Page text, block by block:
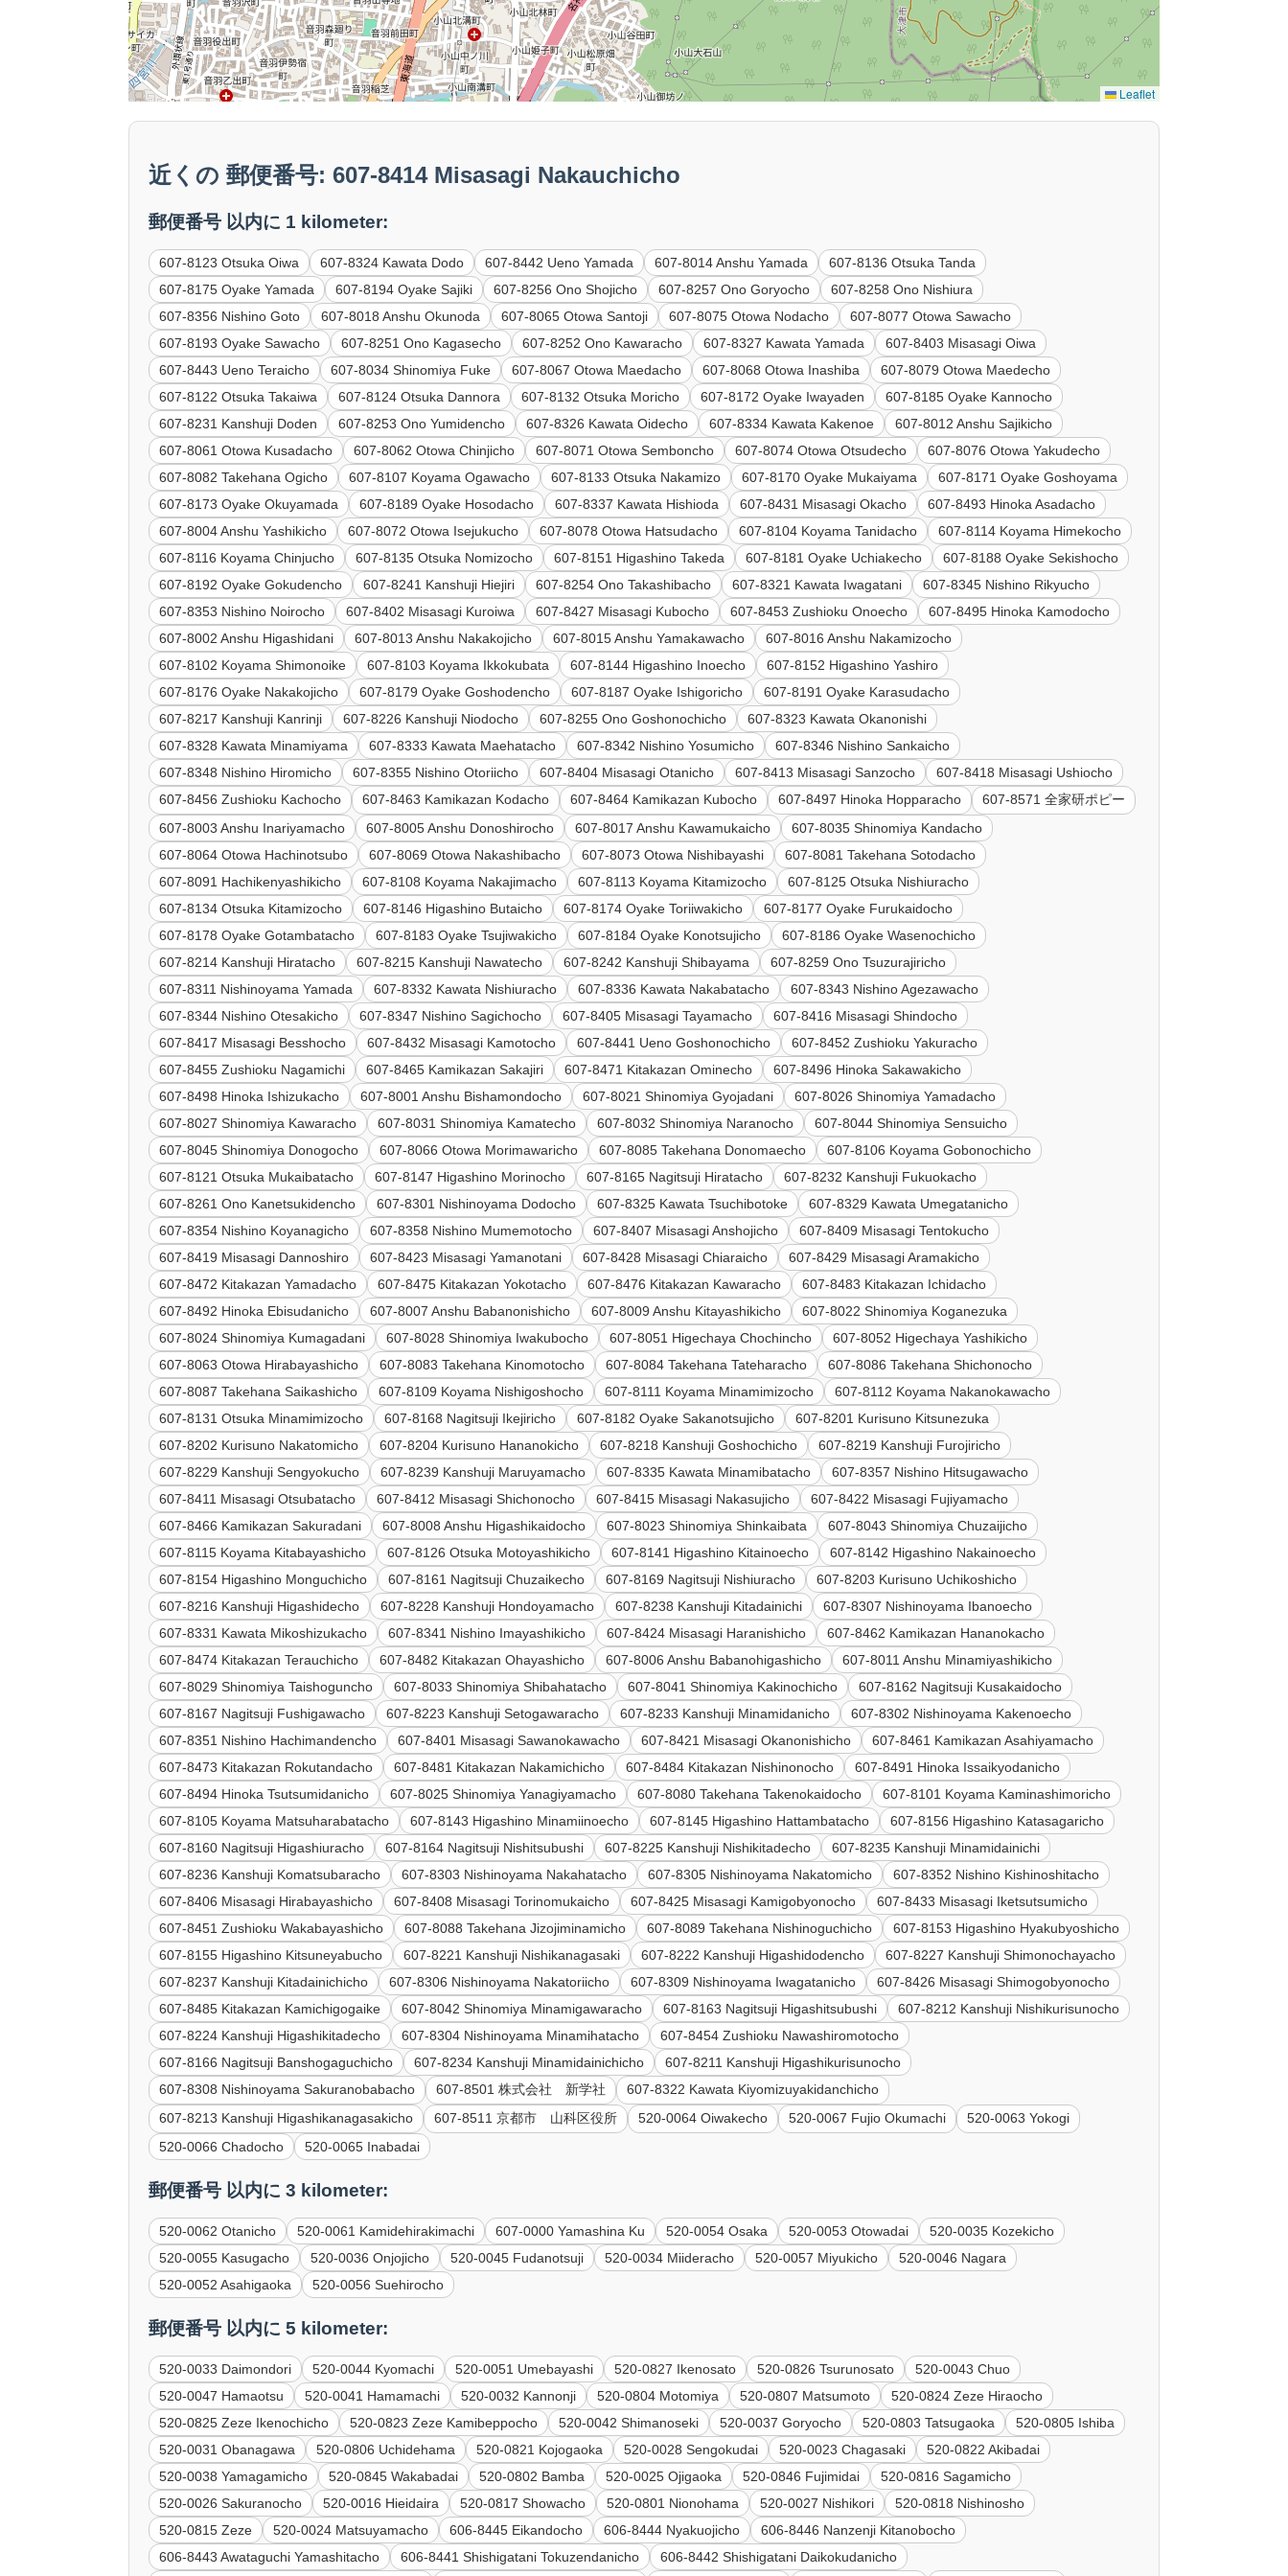
Leaflet
近くの 郵便番号: 607-8414 Misasagi Nakauchicho
郵便番号 以内に 1 kilometer:
607-8123 Otsuka Oiwa 607-8324 Kawata Dodo 607-8442 Ueno Yamada 607-8014 Anshu Yamada
607-8136 Otsuka Tanda
607-8175 Oyake Yamada
607-8194 Oyake Sajiki 607-8256 Ono Shojicho 607-8257 Ono Goryocho
607-8258 Ono Nishiura
607-8356 Nishino Goto
607-8018 Anshu Okunoda 607-8065 Otowa Santoji 607-8075 Otowa Nodacho
607-8077 Otowa Sawacho
607-8193 Oyake Sawacho
607-8251 Ono Kagasecho 607-8252 Ono Kawaracho 607-8327 Kawata Yamada
607-8403 Misasagi Oiwa
607-8443 Ueno Teraicho
607-8034 Shinomiya Fuke 607-8067 Otowa Maedacho 607-8068 Otowa Inashiba
607-8079 Otowa Maedecho
607-8122 Otsuka Takaiwa
607-8124 Otsuka Dannora 607-8132 Otsuka Moricho 607-8172 Oyake Iwayaden
607-8185 Oyake Kannocho
607-8231 Kanshuji Doden
607-8253 Ono Yumidencho 607-8326 Kawata Oidecho 607-8334 Kawata Kakenoe
607-8012 Anshu Sajikicho
607-8061 Otowa Kusadacho
607-8062 Otowa Chinjicho 607-8071 Otowa Semboncho 607-8074 Otowa Otsudecho
607-8076 Otowa Yakudecho
607-8082 Takehana Ogicho
607-8107 Koyama Ogawacho 607-8133 Otsuka Nakamizo 607-8170 Oyake Mukaiyama
607-8171 Oyake Goshoyama
607-8173 Oyake Okuyamada
607-8189 Oyake Hosodacho 607-8337 Kawata Hishioda 607-8431 Misasagi Okacho
607-8493 Hinoka Asadacho
607-8004 Anshu Yashikicho
607-8072 Otowa Isejukucho 607-8078 Otowa Hatsudacho 607-8104 Koyama Tanidacho
607-8114 Koyama Himekocho
607-8116 Koyama Chinjucho
607-8135 Otsuka Nomizocho 607-8151 Higashino Takeda 607-8181 Oyake Uchiakecho
607-8188 Oyake Sekishocho
607-8192 Oyake Gokudencho
607-8241 Kanshuji Hiejiri 607-8254 Ono Takashibacho 607-8321 Kawata Iwagatani
607-8345 Nishino Rikyucho
607-8353 Nishino Noirocho
607-8402 Misasagi Kuroiwa 607-8427 Misasagi Kubocho 607-8453 Zushioku Onoecho
607-8495 Hinoka Kamodocho
607-8002 Anshu Higashidani
607-8013 Anshu Nakakojicho 607-8015 Anshu Yamakawacho
607-8016 Anshu Nakamizocho
607-8102 Koyama Shimonoike
607-8103 Koyama Ikkokubata 607-8144 Higashino Inoecho
607-8152 Higashino Yashiro
607-8176 Oyake Nakakojicho
607-8179 Oyake Goshodencho 607-8187 Oyake Ishigoricho
607-8191 Oyake Karasudacho
607-8217 Kanshuji Kanrinji
607-8226 Kanshuji Niodocho 607-8255 Ono Goshonochicho
607-8323 Kawata Okanonishi
607-8328 Kawata Minamiyama
607-8333 Kawata Maehatacho 607-8342 Nishino Yosumicho
607-8346 Nishino Sankaicho
607-8348 Nishino Hiromicho
607-8355 Nishino Otoriicho 607-8404 Misasagi Otanicho 607-8413 Misasagi Sanzocho
607-8418 Misasagi Ushiocho
607-8456 Zushioku Kachocho
607-8463 Kamikazan Kodacho 607-8464 Kamikazan Kubocho 607-8497 Hinoka Hopparacho
607-8571 全家研ポピー
607-8003 Anshu Inariyamacho
607-8005 Anshu Donoshirocho 607-8017 Anshu Kawamukaicho
607-8035 Shinomiya Kandacho
607-8064 Otowa Hachinotsubo
607-8069 Otowa Nakashibacho 607-8073 Otowa Nishibayashi
607-8081 Takehana Sotodacho
607-8091 Hachikenyashikicho
607-8108 Koyama Nakajimacho 607-8113 Koyama Kitamizocho
607-8125 Otsuka Nishiuracho
607-8134 Otsuka Kitamizocho
607-8146 Higashino Butaicho 607-8174 Oyake Toriiwakicho
607-8177 Oyake Furukaidocho
607-8178 Oyake Gotambatacho
607-8183 Oyake Tsujiwakicho 607-8184 Oyake Konotsujicho
607-8186 Oyake Wasenochicho
607-8214 Kanshuji Hiratacho
607-8215 Kanshuji Nawatecho 607-8242 Kanshuji Shibayama
607-8259 Ono Tsuzurajiricho
607-8311 Nishinoyama Yamada
607-8332 Kawata Nishiuracho 607-8336 Kawata Nakabatacho
607-8343 Nishino Agezawacho
607-8344 Nishino Otesakicho
607-8347 Nishino Sagichocho 607-8405 Misasagi Tayamacho
607-8416 Misasagi Shindocho
607-8417 Misasagi Besshocho
607-8432 Misasagi Kamotocho 607-8441 Ueno Goshonochicho
607-8452 Zushioku Yakuracho
607-8455 Zushioku Nagamichi
607-8465 Kamikazan Sakajiri 607-8471 Kitakazan Ominecho
607-8496 Hinoka Sakawakicho
607-8498 Hinoka Ishizukacho
607-8001 Anshu Bishamondocho 607-8021 Shinomiya Gyojadani
607-8026 Shinomiya Yamadacho
607-8027 Shinomiya Kawaracho
607-8031 Shinomiya Kamatecho 607-8032 Shinomiya Naranocho
607-8044 Shinomiya Sensuicho
607-8045 Shinomiya Donogocho
607-8066 Otowa Morimawaricho 607-8085 Takehana Donomaecho
607-8106 Koyama Gobonochicho
607-8121 Otsuka Mukaibatacho
607-8147 Higashino Morinocho 607-8165 Nagitsuji Hiratacho
607-8232 Kanshuji Fukuokacho
607-8261 Ono Kanetsukidencho
607-8301 Nishinoyama Dodocho 607-8325 Kawata Tsuchibotoke
607-8329 Kawata Umegatanicho
607-8354 Nishino Koyanagicho
607-8358 Nishino Mumemotocho 607-8407 Misasagi Anshojicho
607-8409 Misasagi Tentokucho
607-8419 Misasagi Dannoshiro
607-8423 Misasagi Yamanotani 607-8428 Misasagi Chiaraicho
607-8429 Misasagi Aramakicho
607-8472 Kitakazan Yamadacho
607-8475 Kitakazan Yokotacho 607-8476 Kitakazan Kawaracho
607-8483 Kitakazan Ichidacho
607-8492 Hinoka Ebisudanicho
607-8007 Anshu Babanonishicho 607-8009 Anshu Kitayashikicho
607-8022 Shinomiya Koganezuka
607-8024 Shinomiya Kumagadani
607-8028 Shinomiya Iwakubocho 607-8051 Higechaya Chochincho
607-8052 Higechaya Yashikicho
607-8063 Otowa Hirabayashicho
607-8083 Takehana Kinomotocho 607-8084 Takehana Tateharacho
607-8086 Takehana Shichonocho
607-8087 Takehana Saikashicho
607-8109 Koyama Nishigoshocho 607-8111 Koyama Minamimizocho
607-8112 Koyama Nakanokawacho
607-8131 Otsuka Minamimizocho
607-8168 Nagitsuji Ikejiricho 607-8182 Oyake Sakanotsujicho
607-8201 Kurisuno Kitsunezuka
607-8202 Kurisuno Nakatomicho
607-8204 Kurisuno Hananokicho 607-8218 Kanshuji Goshochicho
607-8219 Kanshuji Furojiricho
607-8229 Kanshuji Sengyokucho
607-8239 Kanshuji Maruyamacho 607-8335 Kawata Minamibatacho
607-8357 Nishino Hitsugawacho
607-8411 Misasagi Otsubatacho
607-8412 Misasagi Shichonocho 607-8415 Misasagi Nakasujicho
607-8422 Misasagi Fujiyamacho
607-8466 Kamikazan Sakuradani
607-8008 Anshu Higashikaidocho 607-8023 Shinomiya Shinkaibata
607-8043 Shinomiya Chuzaijicho
607-8115 Koyama Kitabayashicho
607-8126 Otsuka Motoyashikicho 607-8141 Higashino Kitainoecho
607-8142 Higashino Nakainoecho
607-8154 Higashino Monguchicho
607-8161 Nagitsuji Chuzaikecho 607-8169 Nagitsuji Nishiuracho
607-8203 Kurisuno Uchikoshicho
607-8216 Kanshuji Higashidecho
607-8228 Kanshuji Hondoyamacho 607-8238 Kanshuji Kitadainichi
607-8307 Nishinoyama Ibanoecho
607-8331 Kawata Mikoshizukacho
607-8341 Nishino Imayashikicho 607-8424 Misasagi Haranishicho
607-8462 Kamikazan Hananokacho
607-8474 Kitakazan Terauchicho
607-8482 Kitakazan Ohayashicho 607-8006 Anshu Babanohigashicho
607-8011 Anshu Minamiyashikicho
607-8029 Shinomiya Taishoguncho
607-8033 Shinomiya Shibahatacho 607-8041 Shinomiya Kakinochicho
607-8162 Nagitsuji Kusakaidocho
607-8167 Nagitsuji Fushigawacho
607-8223 Kanshuji Setogawaracho 607-8233 Kanshuji Minamidanicho
607-8302 Nishinoyama Kakenoecho
607-8351 Nishino Hachimandencho
607-8401 Misasagi Sawanokawacho 607-8421 Misasagi Okanonishicho
607-8461 Kamikazan Asahiyamacho
607-8473 Kitakazan Rokutandacho
607-8481 Kitakazan Nakamichicho 607-8484 Kitakazan Nishinonocho
607-8491 Hinoka Issaikyodanicho
607-8494 Hinoka Tsutsumidanicho
607-8025 Shinomiya Yanagiyamacho 607-8080 Takehana Takenokaidocho
607-8101 Koyama Kaminashimoricho
607-8105 Koyama Matsuharabatacho
607-8143 Higashino Minamiinoecho 607-8145 Higashino Hattambatacho
607-8156 Higashino Katasagaricho
607-8160 Nagitsuji Higashiuracho
607-8164 Nagitsuji Nishitsubushi 607-8225 Kanshuji Nishikitadecho
607-8235 Kanshuji Minamidainichi
607-8236 Kanshuji Komatsubaracho
607-8303 Nishinoyama Nakahatacho 607-8305 Nishinoyama Nakatomicho
607-8352 Nishino Kishinoshitacho
607-8406 Misasagi Hirabayashicho
607-8408 Misasagi Torinomukaicho 607-8425 Misasagi Kamigobyonocho
607-8433 Misasagi Iketsutsumicho
607-8451 Zushioku Wakabayashicho
607-8088 Takehana Jizojiminamicho 607-8089 Takehana Nishinoguchicho
607-8153 Higashino Hyakubyoshicho
607-8155 Higashino Kitsuneyabucho
607-8221 Kanshuji Nishikanagasaki 607-8222 Kanshuji Higashidodencho
607-8227 Kanshuji Shimonochayacho
607-8237 Kanshuji Kitadainichicho
607-8306 Nishinoyama Nakatoriicho 607-8309 Nishinoyama Iwagatanicho
607-8426 Misasagi Shimogobyonocho
607-8485 Kitakazan Kamichigogaike
607-8042 Shinomiya Minamigawaracho 607-8163 Nagitsuji Higashitsubushi
607-8212 Kanshuji Nishikurisunocho
607-8224 Kanshuji Higashikitadecho
607-8304 Nishinoyama Minamihatacho
607-8454 Zushioku Nawashiromotocho
607-8166 Nagitsuji Banshogaguchicho
607-8234 Kanshuji Minamidainichicho
607-8211 Kanshuji Higashikurisunocho
607-8308 Nishinoyama Sakuranobabacho
607-8501 株式会社 新学社
607-8322 Kawata Kiyomizuyakidanchicho
607-8213 Kanshuji Higashikanagasakicho
607-8511 京都市 山科区役所 520-0064 Oiwakecho 520-0067 Fujio Okumachi
520-0063 Yokogi
520-0066 Chadocho
520-0065 Inabadai
郵便番号 以内に 3 kilometer:
520-0062 Otanicho 520-0061 Kamidehirakimachi 607-0000 Yamashina Ku 520-0054 Osaka 520-0053 Otowadai
520-0035 Kozekicho
520-0055 Kasugacho
520-0036 Onjojicho 520-0045 Fudanotsuji 520-0034 Miideracho 520-0057 Miyukicho
520-0046 Nagara
520-0052 Asahigaoka
520-0056 Suehirocho
郵便番号 以内に 5 kilometer:
520-0033 Daimondori 520-0044 Kyomachi 520-0051 Umebayashi 520-0827 Ikenosato 520-0826 Tsurunosato
520-0043 Chuo
520-0047 Hamaotsu
520-0041 Hamamachi 520-0032 Kannonji 520-0804 Motomiya 520-0807 Matsumoto
520-0824 Zeze Hiraocho
520-0825 Zeze Ikenochicho
520-0823 Zeze Kamibeppocho 520-0042 Shimanoseki 520-0037 Goryocho 520-0803 Tatsugaoka
520-0805 Ishiba
520-0031 Obanagawa
520-0806 Uchidehama 520-0821 Kojogaoka 520-0028 Sengokudai 520-0023 Chagasaki
520-0822 Akibadai
520-0038 Yamagamicho
520-0845 Wakabadai 520-0802 Bamba 520-0025 Ojigaoka 520-0846 Fujimidai
520-0816 Sagamicho
520-0026 Sakuranocho
520-0016 Hieidaira 520-0817 Showacho 520-0801 Nionohama 520-0027 Nishikori
520-0818 Nishinosho
520-0815 Zeze
520-0024 Matsuyamacho 606-8445 Eikandocho 606-8444 Nyakuojicho
606-8446 Nanzenji Kitanobocho
606-8443 Awataguchi Yamashitacho
606-8441 Shishigatani Tokuzendanicho
606-8442 Shishigatani Daikokudanicho